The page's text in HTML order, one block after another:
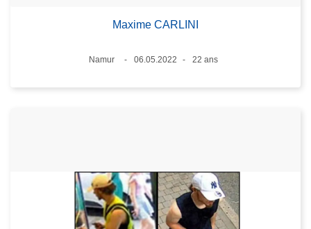
Maxime CARLINI
Lieux
Namur
06.05.2022
22 ans